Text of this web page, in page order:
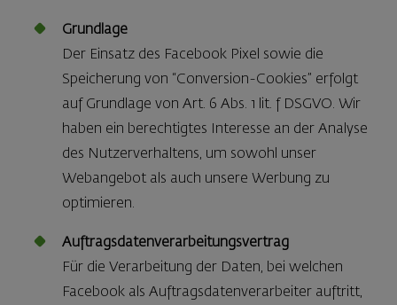
Grundlage
Der Einsatz des Facebook Pixel sowie die
Speicherung von “Conversion-Cookies” erfolgt
auf Grundlage von Art. 6 Abs. 1 lit. f DSGVO. Wir
haben ein berechtigtes Interesse an der Analyse
des Nutzerverhaltens, um sowohl unser
Webangebot als auch unsere Werbung zu
optimieren.
Auftragsdatenverarbeitungsvertrag
Für die Verarbeitung der Daten, bei welchen
Facebook als Auftragsdatenverarbeiter auftritt,